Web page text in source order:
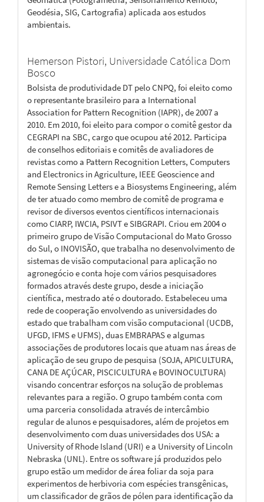
Geodésia, SIG, Cartografia) aplicada aos estudos
ambientais.
Hemerson Pistori, Universidade Católica Dom
Bosco
Bolsista de produtividade DT pelo CNPQ, foi eleito como
o representante brasileiro para a International
Association for Pattern Recognition (IAPR), de 2007 a
2010. Em 2010, foi eleito para compor o comitê gestor da
CEGRAPI na SBC, cargo que ocupou até 2012. Participa
de conselhos editoriais e comitês de avaliadores de
revistas como a Pattern Recognition Letters, Computers
and Electronics in Agriculture, IEEE Geoscience and
Remote Sensing Letters e a Biosystems Engineering, além
de ter atuado como membro de comitê de programa e
revisor de diversos eventos científicos internacionais
como CIARP, IWCIA, PSIVT e SIBGRAPI. Criou em 2004 o
primeiro grupo de Visão Computacional do Mato Grosso
do Sul, o INOVISÃO, que trabalha no desenvolvimento de
sistemas de visão computacional para aplicação no
agronegócio e conta hoje com vários pesquisadores
formados através deste grupo, desde a iniciação
científica, mestrado até o doutorado. Estabeleceu uma
rede de cooperação envolvendo as universidades do
estado que trabalham com visão computacional (UCDB,
UFGD, IFMS e UFMS), duas EMBRAPAS e algumas
associações de produtores locais que atuam nas áreas de
aplicação de seu grupo de pesquisa (SOJA, APICULTURA,
CANA DE AÇÚCAR, PISCICULTURA e BOVINOCULTURA)
visando concentrar esforços na solução de problemas
relevantes para a região. O grupo também conta com
uma parceria consolidada através de intercâmbio
regular de alunos e pesquisadores, além de projetos em
desenvolvimento com duas universidades dos USA: a
University of Rhode Island (URI) e a University of Lincoln
Nebraska (UNL). Entre os software já produzidos pelo
grupo estão um medidor de área foliar da soja para
experimentos de herbivoria com espécies transgênicas,
um classificador de grãos de pólen para identificação da